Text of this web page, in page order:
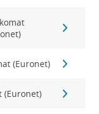
(Euronet)
(Euronet)